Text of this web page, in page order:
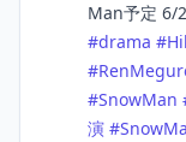
Man予定 6/
#drama #
#
#SnowMan
演 #